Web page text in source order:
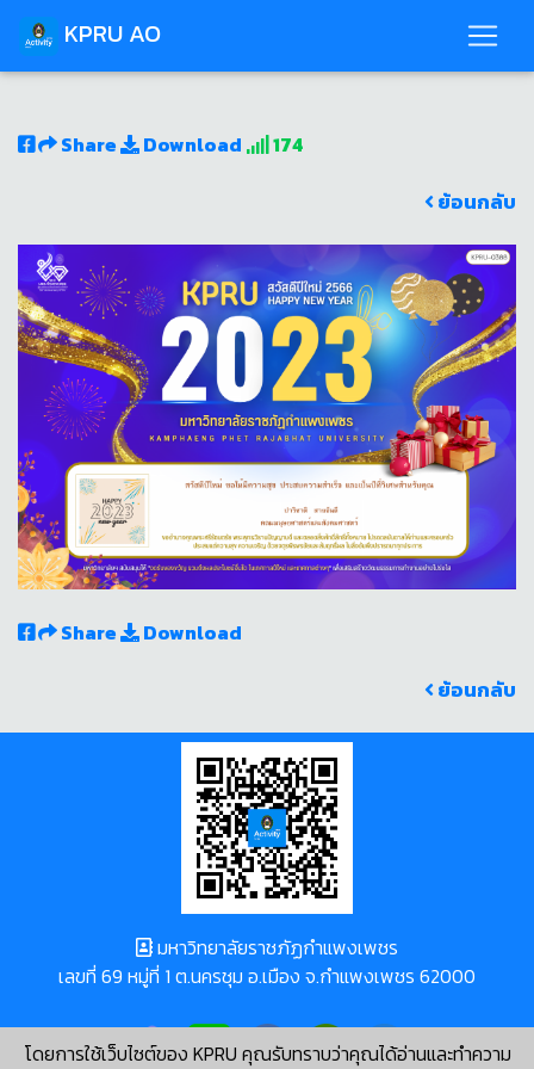
KPRU AO
Share Download
174
ย้อนกลับ
Share
Download
ย้อนกลับ
โดยการใช้เว็บไซต์ของ KPRU คุณรับทราบว่าคุณได้อ่านและทำความ
มหาวิทยาลัยราชภัฏกำแพงเพชร
เลขที่ 69 หมู่ที่ 1 ต.นครชุม อ.เมือง จ.กำแพงเพชร 62000